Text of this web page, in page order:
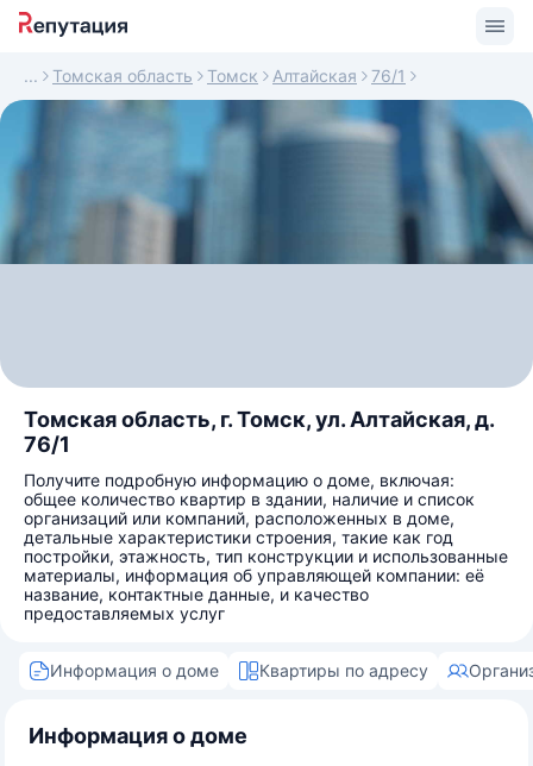
Томская область Томск Алтайская 76/1
Томская область, г. Томск, ул. Алтайская, д.
76/1
Получите подробную информацию о доме, включая:
общее количество квартир в здании, наличие и список
организаций или компаний, расположенных в доме,
детальные характеристики строения, такие как год
постройки, этажность, тип конструкции и использованные
материалы, информация об управляющей компании: её
название, контактные данные, и качество
предоставляемых услуг
Информация о доме Квартиры по адресу
Информация о доме